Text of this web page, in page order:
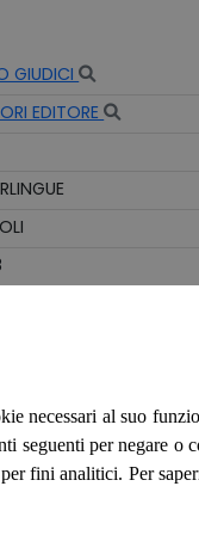
GIUDICI
EDITORE
accademico 1967 -
Pagine in
necessari al suo
seguenti per negare o
fini analitici. Per